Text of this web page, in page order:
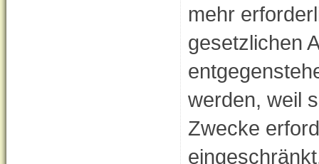
mehr
gesetzlichen
werden, weil
Zwecke